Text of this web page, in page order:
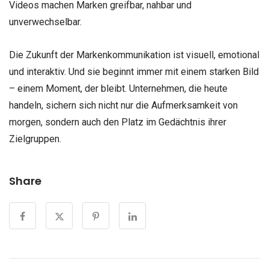
Videos machen Marken greifbar, nahbar und
unverwechselbar.
Die Zukunft der Markenkommunikation ist visuell, emotional
und interaktiv. Und sie beginnt immer mit einem starken Bild
– einem Moment, der bleibt. Unternehmen, die heute
handeln, sichern sich nicht nur die Aufmerksamkeit von
morgen, sondern auch den Platz im Gedächtnis ihrer
Zielgruppen.
Share